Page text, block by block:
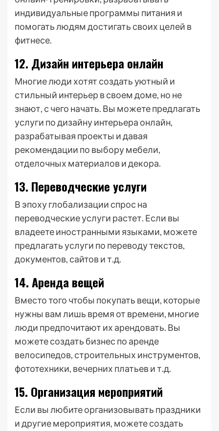
индивидуальные программы питания и
помогать людям достигать своих целей в
фитнесе.
12. Дизайн интерьера онлайн
Многие люди хотят создать уютный и
стильный интерьер в своем доме, но не
знают, с чего начать. Вы можете предлагать
услуги по дизайну интерьера онлайн,
разрабатывая проекты и давая
рекомендации по выбору мебели,
отделочных материалов и декора.
13. Переводческие услуги
В эпоху глобализации спрос на
переводческие услуги растет. Если вы
владеете иностранными языками, можете
предлагать услуги по переводу текстов,
документов, сайтов и т.д.
14. Аренда вещей
Вместо того чтобы покупать вещи, которые
нужны вам лишь время от времени, многие
люди предпочитают их арендовать. Вы
можете создать бизнес по аренде
велосипедов, строительных инструментов,
фототехники, вечерних платьев и т.д.
15. Организация мероприятий
Если вы любите организовывать праздники
и другие мероприятия, можете создать